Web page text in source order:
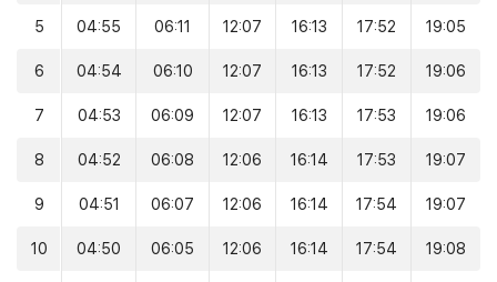
5 04:55 06:11 12:07 16:13 17:52 19:05
6 04:54 06:10 12:07 16:13 17:52 19:06
7 04:53 06:09 12:07 16:13 17:53 19:06
8 04:52 06:08 12:06 16:14 17:53 19:07
9 04:51 06:07 12:06 16:14 17:54 19:07
10 04:50 06:05 12:06 16:14 17:54 19:08